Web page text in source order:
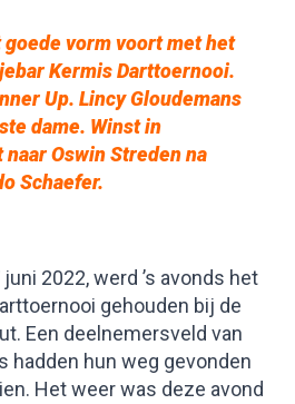
vorm voort met het
Kermis Darttoernooi.
Up. Lincy Gloudemans
dame. Winst in
Oswin Streden na
Schaefer.
2022, werd ’s avonds het
gehouden bij de
Een deelnemersveld van
hadden hun weg gevonden
Het weer was deze avond